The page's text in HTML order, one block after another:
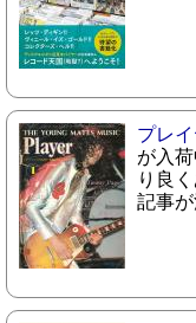
プレ
が入
り良
記事が